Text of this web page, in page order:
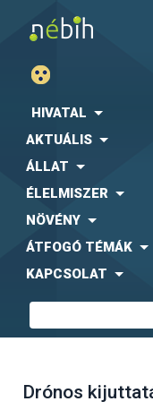
HIVATAL
AKTUÁLIS
ÁLLAT
ÉLELMISZER
NÖVÉNY
ÁTFOGÓ TÉMÁK
KAPCSOLAT
Drónos